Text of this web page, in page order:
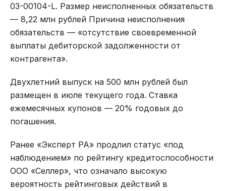
03-00104-L. Размер неисполненных обязательств
— 8,22 млн рублей Причина неисполнения
обязательств — «отсутствие своевременной
выплаты дебиторской задолженности от
контрагента».
Двухлетний выпуск на 500 млн рублей был
размещен в июле текущего года. Ставка
ежемесячных купонов — 20% годовых до
погашения.
Ранее «Эксперт РА» продлил статус «под
наблюдением» по рейтингу кредитоспособности
ООО «Селлер», что означало высокую
вероятность рейтинговых действий в